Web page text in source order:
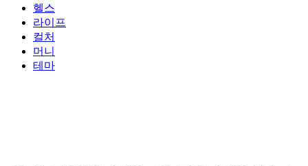
헬스
라이프
컬처
머니
테마